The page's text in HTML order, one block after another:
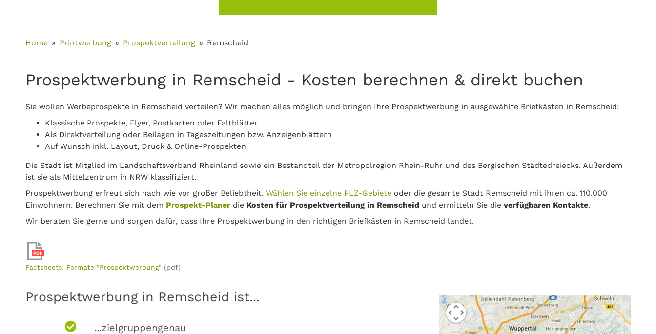
Home Printwerbung Prospektverteilung Remscheid
Prospektwerbung in Remscheid - Kosten berechnen & direkt buchen
Sie wollen Werbeprospekte in Remscheid verteilen? Wir machen alles möglich und bringen Ihre Prospektwerbung in ausgewählte Briefkästen in Remscheid:
Klassische Prospekte, Flyer, Postkarten oder Faltblätter
Als Direktverteilung oder Beilagen in Tageszeitungen bzw. Anzeigenblättern
Auf Wunsch inkl. Layout, Druck & Online-Prospekten
Die Stadt ist Mitglied im Landschaftsverband Rheinland sowie ein Bestandteil der Metropolregion Rhein-Ruhr und des Bergischen Städtedreiecks. Außerdem
ist sie als Mittelzentrum in NRW klassifiziert.
Prospektwerbung erfreut sich nach wie vor großer Beliebtheit. Wählen Sie einzelne PLZ-Gebiete oder die gesamte Stadt Remscheid mit ihren ca. 110.000
Einwohnern. Berechnen Sie mit dem Prospekt-Planer die Kosten für Prospektverteilung in Remscheid und ermitteln Sie die verfügbaren Kontakte.
Wir beraten Sie gerne und sorgen dafür, dass Ihre Prospektwerbung in den richtigen Briefkästen in Remscheid landet.
PDF
Factsheets: Formate "Prospektwerbung" (pdf)
Prospektwerbung in Remscheid ist...
...zielgruppengenau